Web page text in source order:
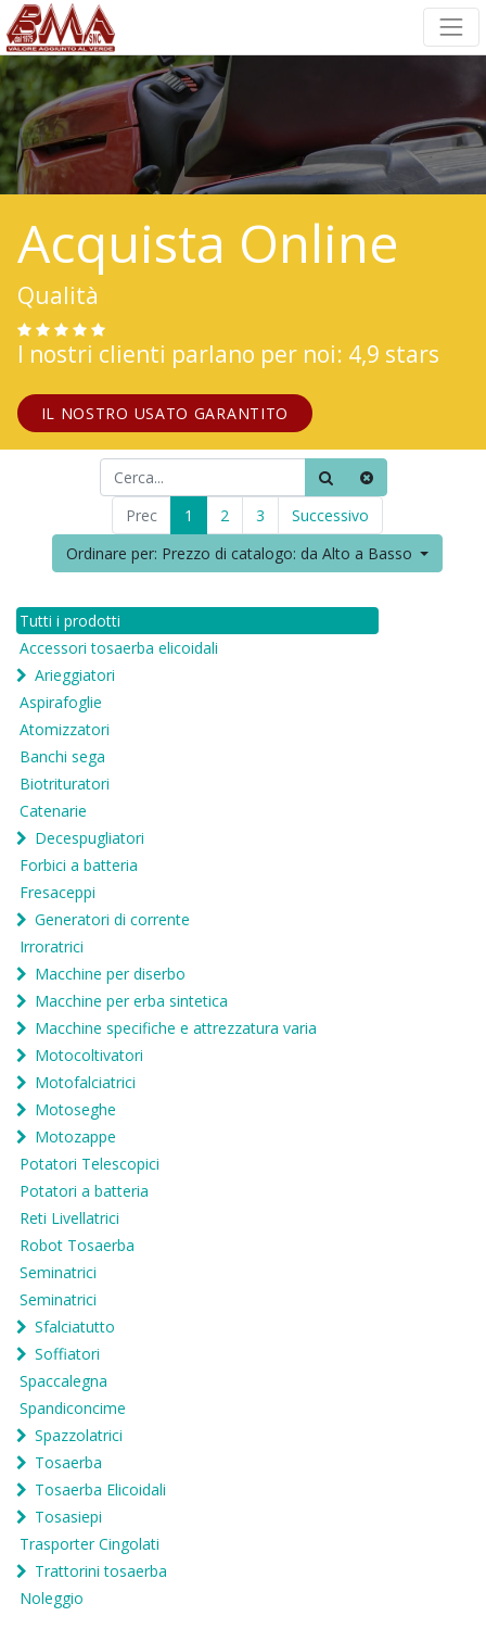
Acquista Online
Qualità
I nostri clienti parlano per noi: 4,9 stars
IL NOSTRO USATO GARANTITO
Prec 1 2 3
Successivo
Ordinare per: Prezzo di catalogo: da Alto a Basso
Tutti i prodotti
Accessori tosaerba elicoidali
Arieggiatori
Aspirafoglie
Atomizzatori
Banchi sega
Biotrituratori
Catenarie
Decespugliatori
Forbici a batteria
Fresaceppi
Generatori di corrente
Irroratrici
Macchine per diserbo
Macchine per erba sintetica
Macchine specifiche e attrezzatura varia
Motocoltivatori
Motofalciatrici
Motoseghe
Motozappe
Potatori Telescopici
Potatori a batteria
Reti Livellatrici
Robot Tosaerba
Seminatrici
Seminatrici
Sfalciatutto
Soffiatori
Spaccalegna
Spandiconcime
Spazzolatrici
Tosaerba
Tosaerba Elicoidali
Tosasiepi
Trasporter Cingolati
Trattorini tosaerba
Noleggio